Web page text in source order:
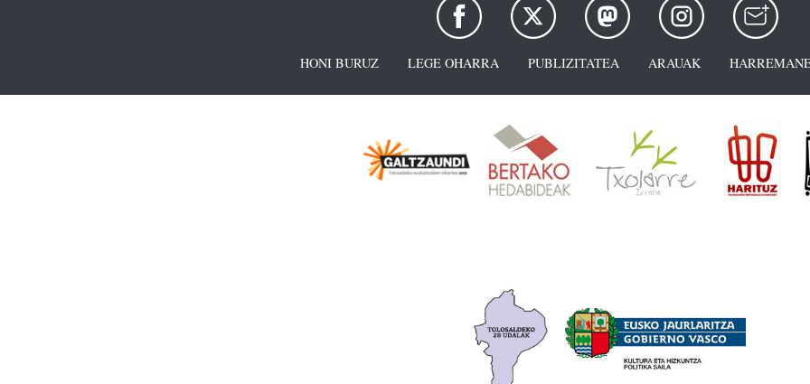
HONI BURUZ LEGE OHARRA PUBLIZITATEA ARAUAK